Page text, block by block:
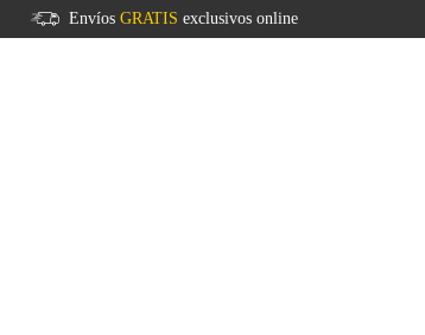
Envíos GRATIS exclusivos online